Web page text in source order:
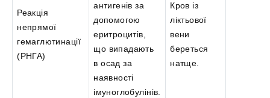
Реакція
непрямої
гемаглютинації
(РНГА)
антигенів за
допомогою
еритроцитів,
що випадають
в осад за
наявності
імуноглобулінів.
Кров із
ліктьової
вени
береться
натще.